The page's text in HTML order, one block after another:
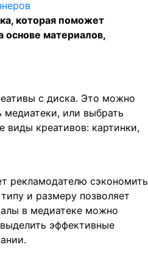
, которая поможет
основе материалов,
с диска. Это можно
или выбрать
виды креативов: картинки,
рекламодателю сэкономить
и размеру позволяет
в медиатеке можно
эффективные